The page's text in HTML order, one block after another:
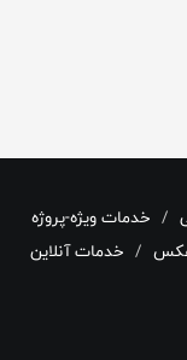
خدمات ویژه-پروژه
خدمات آنلاین